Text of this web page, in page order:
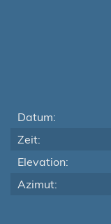
Datum:
Zeit:
Elevation:
Azimut: